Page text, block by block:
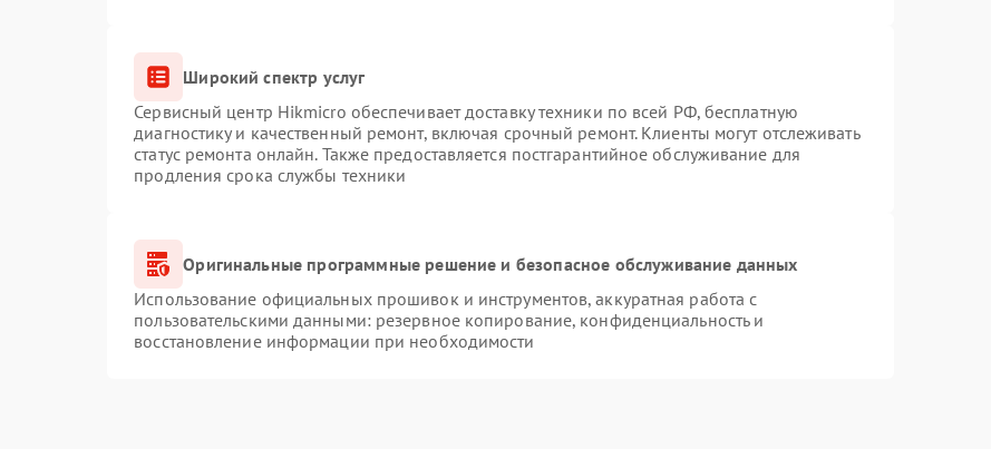
Широкий спектр услуг
Сервисный центр Hikmicro обеспечивает доставку техники по всей РФ, бесплатную
диагностику и качественный ремонт, включая срочный ремонт. Клиенты могут отслеживать
статус ремонта онлайн. Также предоставляется постгарантийное обслуживание для
продления срока службы техники
Оригинальные программные решение и безопасное обслуживание данных
Использование официальных прошивок и инструментов, аккуратная работа с
пользовательскими данными: резервное копирование, конфиденциальность и
восстановление информации при необходимости